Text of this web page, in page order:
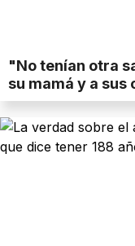
"No tenían otra
su mamá y a